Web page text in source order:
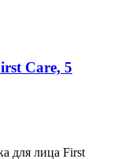
Care, 5
для лица First